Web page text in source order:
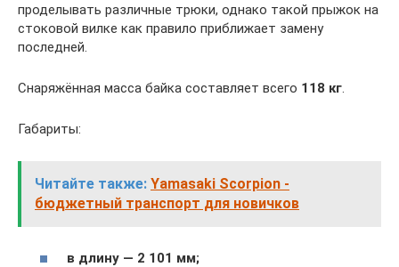
проделывать различные трюки, однако такой прыжок на
стоковой вилке как правило приближает замену
последней.
Снаряжённая масса байка составляет всего 118 кг
Габариты:
Читайте также: Yamasaki Scorpion -
бюджетный транспорт для новичков
в длину — 2 101 мм;